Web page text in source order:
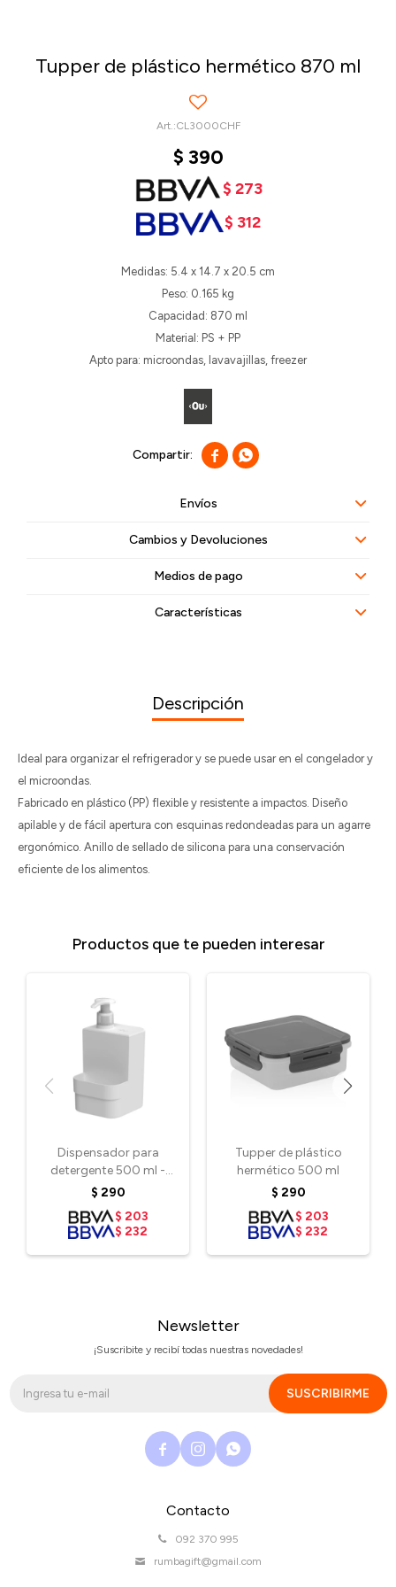
Tupper de plástico hermético 870 ml
CL3000CHF
$ 390
$ 273
$ 312
Medidas: 5.4 x 14.7 x 20.5 cm
Peso: 0.165 kg
Capacidad: 870 ml
Material: PS + PP
Apto para: microondas, lavavajillas, freezer
 
Envíos
Cambios y Devoluciones
Medios de pago
Características
Descripción
Ideal para organizar el refrigerador y se puede usar en el congelador y
el microondas.
Fabricado en plástico (PP) flexible y resistente a impactos. Diseño
apilable y de fácil apertura con esquinas redondeadas para un agarre
ergonómico. Anillo de sellado de silicona para una conservación
eficiente de los alimentos.
Productos que te pueden interesar
Dispensador para
detergente 500 ml -
Blanco
$ 290
$ 203
$ 232
Tupper de plástico
hermético 500 ml
$ 290
$ 203
$ 232
Contacto
092 370 995
rumbagift@gmail.com
Newsletter
¡Suscribite y recibí todas nuestras novedades!
SUSCRIBIRME
  